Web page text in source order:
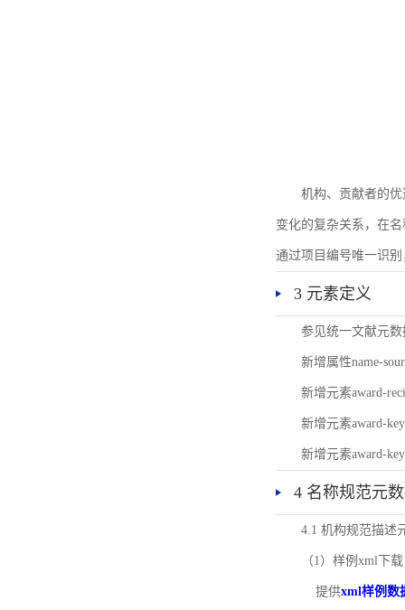
机构、贡献者的
变化的复杂关系，在
通过项目编号唯一识
3 元素定义
参见统一文献元
新增属性name-
新增元素award-
新增元素award-
新增元素award-
4 名称规范元
4.1 机构规范描述
（1）样例xml下载
提供xml样例数